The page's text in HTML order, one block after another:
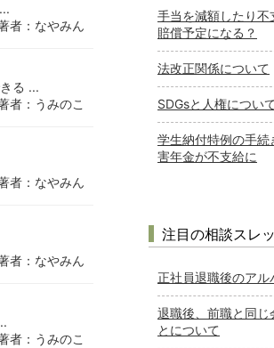
者：なやみん
る ...
者：うみのこ
者：なやみん
者：なやみん
者：うみのこ
手当を減額したり
賠償予定になる？
法改正関係について
SDGsと人権につい
学生納付特例の手
害年金が不支給に
注目の相談スレ
正社員退職後のア
退職後、前職と同じ
とについて